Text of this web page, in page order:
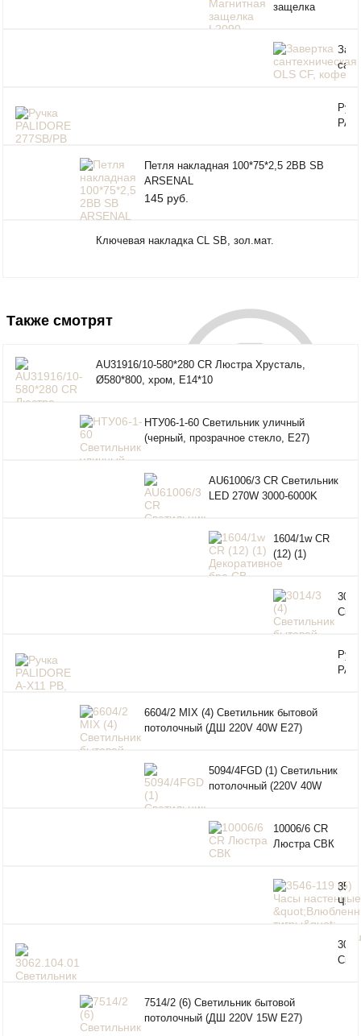
защелка
PALIDORE
Петля накладная 100*75*2,5 2BB SB
ARSENAL
145 руб.
Ключевая накладка CL SB, зол.мат.
Также смотрят
AU31916/10-580*280 CR Люстра Хрусталь,
Ø580*800, хром, Е14*10
НТУ06-1-60 Светильник уличный
(черный, прозрачное стекло, Е27)
AU61006/3 CR Светильник
LED 270W 3000-6000K
1604/1w CR
(12) (1)
Декоративное
(
E27)
6604/2 MIX (4) Светильник бытовой
потолочный (ДШ 220V 40W E27)
5094/4FGD (1) Светильник
потолочный (220V 40W
10006/6 CR
Люстра СВК
Bek"
7514/2 (6) Светильник бытовой
потолочный (ДШ 220V 15W E27)